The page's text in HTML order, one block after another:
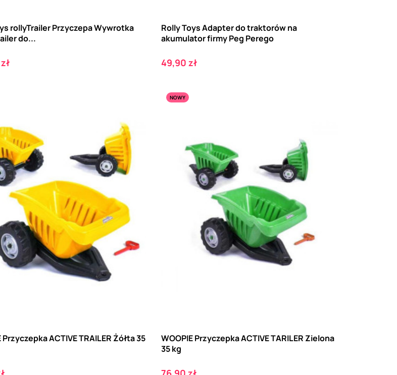
rollyTrailer Przyczepa Wywrotka
do...
Rolly Toys Adapter do traktorów na
akumulator firmy Peg Perego
Cena
49,90 zł
Przyczepka ACTIVE TRAILER Żółta 35
NOWY
WOOPIE Przyczepka ACTIVE TARILER Zielona
35 kg